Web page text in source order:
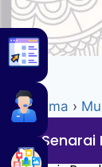
Utama ›
Senarai